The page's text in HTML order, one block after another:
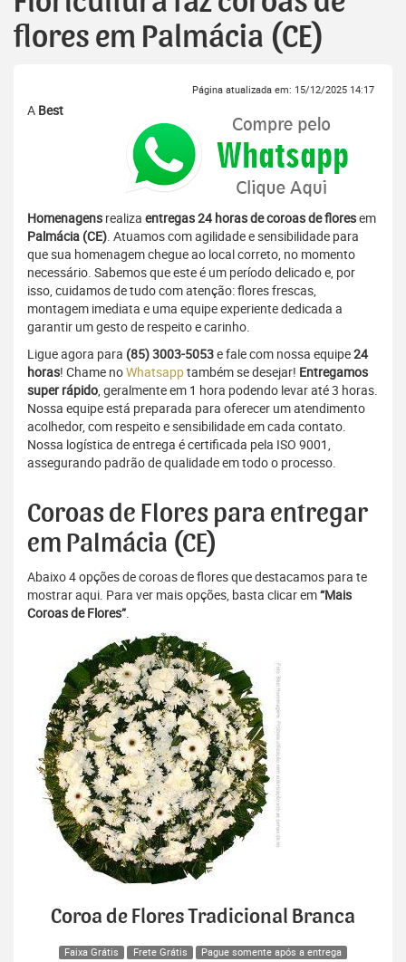
flores em Palmácia (CE)
Página atualizada em: 15/12/2025 14:17
A Best
Homenagens realiza entregas 24 horas de coroas de floresem
Palmácia (CE). Atuamos com agilidade e sensibilidade para
que sua homenagem chegue ao local correto, no momento
necessário. Sabemos que este é um período delicado e, por
isso, cuidamos de tudo com atenção: flores frescas,
montagem imediata e uma equipe experiente dedicada a
garantir um gesto de respeito e carinho.
Ligue agora para (85) 3003-5053e fale com nossa equipe24
horas! Chame noWhatsapptambém se desejar! Entregamos
super rápido, geralmente em 1 hora podendo levar até 3 horas.
Nossa equipe está preparada para oferecer um atendimento
acolhedor, com respeito e sensibilidade em cada contato.
Nossa logística de entrega é certificada pela ISO 9001,
assegurando padrão de qualidade em todo o processo.
Coroas de Flores para entregar
em Palmácia (CE)
Abaixo 4 opções de coroas de flores que destacamos para te
mostrar aqui. Para ver mais opções, basta clicar em“Mais
Coroas de Flores”.
Coroa de Flores Tradicional Branca
Faixa Grátis Frete Grátis Pague somente após a entrega